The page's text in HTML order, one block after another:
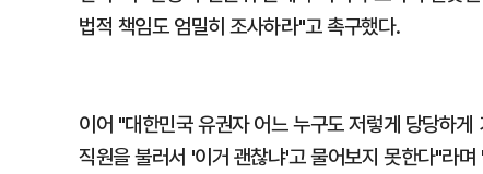
법적 책임도 엄밀히 조사하라"고 촉구했다.
이어 "대한민국 유권자 어느 누구도 저렇게 당당하
직원을 불러서 '이거 괜찮냐'고 물어보지 못한다"라